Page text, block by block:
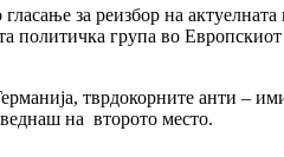
за реизбор на актуелната
политичка група во
тврдокорните анти –
на второто место.